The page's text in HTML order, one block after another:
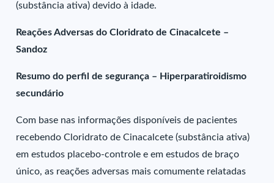
(substância ativa) devido à idade.
Reações Adversas do Cloridrato de Cinacalcete –
Sandoz
Resumo do perfil de segurança – Hiperparatiroidismo
secundário
Com base nas informações disponíveis de pacientes
recebendo Cloridrato de Cinacalcete (substância ativa)
em estudos placebo-controle e em estudos de braço
único, as reações adversas mais comumente relatadas